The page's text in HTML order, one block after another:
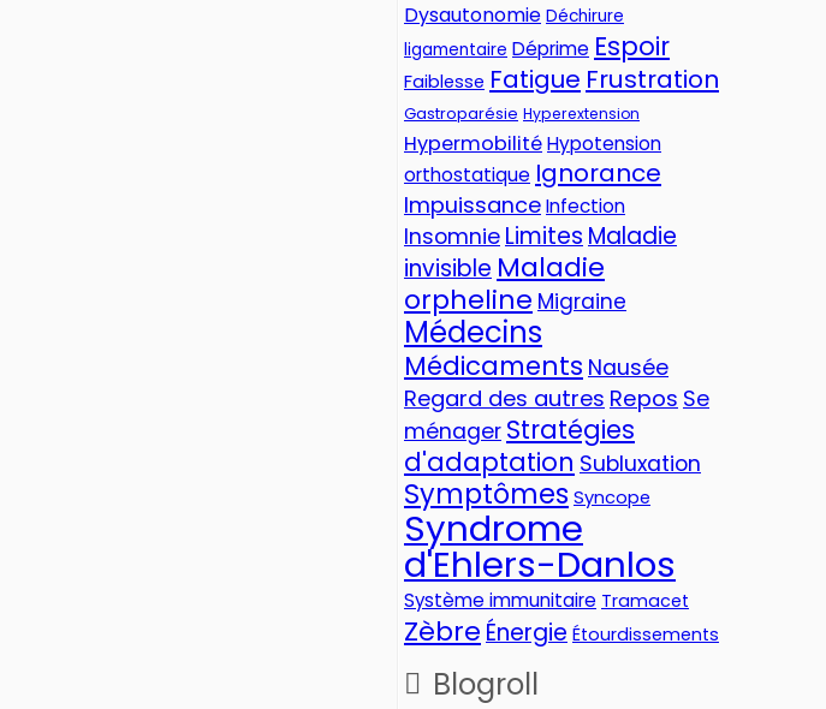
Dysautonomie Déchirure
ligamentaire Déprime Espoir
Faiblesse Fatigue Frustration
Gastroparésie Hyperextension
HypermobilitéHypotension
orthostatique Ignorance
ImpuissanceInfection
Insomnie Limites Maladie
invisible Maladie
orpheline Migraine
Médecins
Médicaments Nausée
Regard des autres Repos Se
ménager Stratégies
d'adaptation Subluxation
Symptômes Syncope
Syndrome
d'Ehlers-Danlos
Système immunitaire Tramacet
Zèbre Énergie Étourdissements
Blogroll